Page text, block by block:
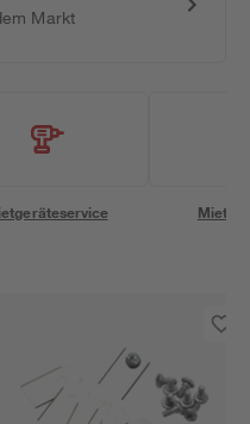
Markt